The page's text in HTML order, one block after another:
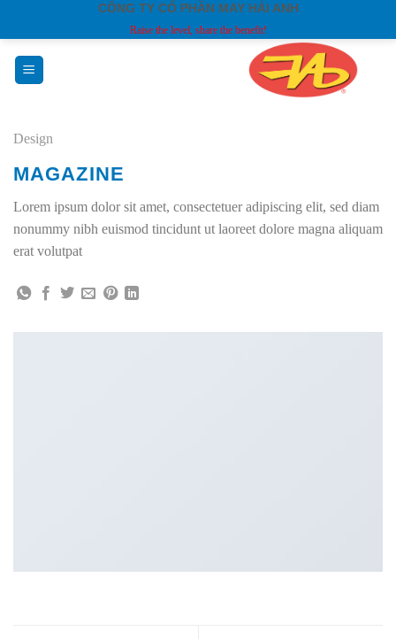
content
CÔNG TY CỔ PHẦN MAY HẢI ANH
Raise the level, share the benefit!
Design
MAGAZINE
Lorem ipsum dolor sit amet, consectetuer adipiscing elit, sed diam
nonummy nibh euismod tincidunt ut laoreet dolore magna aliquam
erat volutpat